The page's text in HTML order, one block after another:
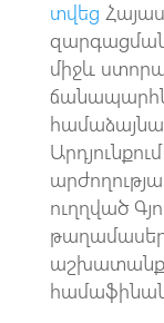
տվեց
միջև
ուղղված